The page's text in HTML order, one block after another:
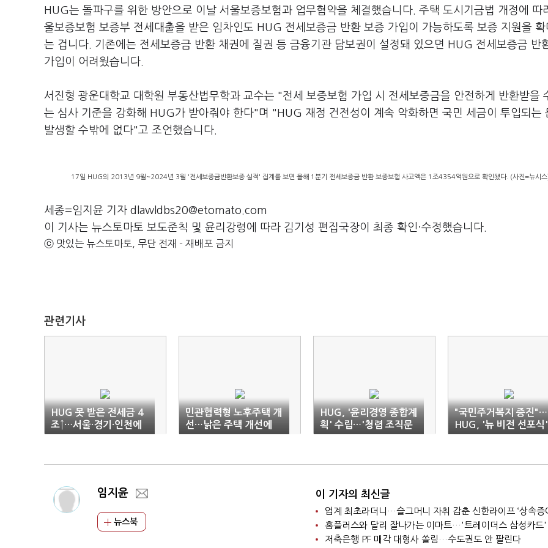
HUG는 돌파구를 위한 방안으로 이날 서울보증보험과 업무협약을 체결했습니다. 주택 도시기금법 개정에 따
울보증보험 보증부 전세대출을 받은 임차인도 HUG 전세보증금 반환 보증 가입이 가능하도록 보증 지원을 확
는 겁니다. 기존에는 전세보증금 반환 채권에 질권 등 금융기관 담보권이 설정돼 있으면 HUG 전세보증금 반
가입이 어려웠습니다.
서진형 광운대학교 대학원 부동산법무학과 교수는 "전세 보증보험 가입 시 전세보증금을 안전하게 반환받을
는 심사 기준을 강화해 HUG가 받아줘야 한다"며 "HUG 재정 건전성이 계속 악화하면 국민 세금이 투입되는
발생할 수밖에 없다"고 조언했습니다.
17일 HUG의 2013년 9월~2024년 3월 '전세보증금반환보증 실적' 집계를 보면 올해 1분기 전세보증금 반환 보증보험 사고액은 1조4354억원으로 확인됐다. (사진=뉴시스
세종=임지윤 기자 dlawldbs20@etomato.com
이 기사는 뉴스토마토 보도준칙 및 윤리강령에 따라 김기성 편집국장이 최종 확인·수정했습니다.
ⓒ 맛있는 뉴스토마토, 무단 전재 - 재배포 금지
관련기사
HUG 못 받은 전세금 4
조↑…서울·경기·인천에
94.3%
민관협력형 노후주택 개
선…낡은 주택 개선에
민·관 맞손
HUG, '윤리경영 종합계
획' 수립…'청렴 조직문
화 조성'
"국민주거복지 증진"…
HUG, '뉴 비전 선포식'
개최
임지윤
뉴스북
이 기자의 최신글
홈플러스와 달리 잘나가는 이마트…'트레이더스 삼성카드'
저축은행 PF 매각 대형사 쏠림…수도권도 안 팔린다